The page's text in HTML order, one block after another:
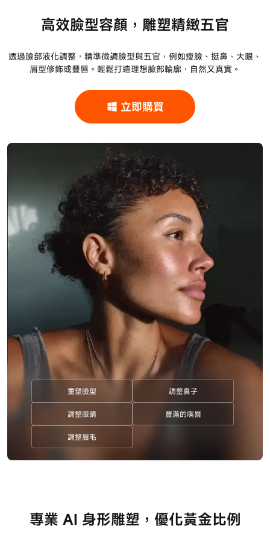
高效臉型容顏，雕塑精緻五官
透過臉部液化調整，精準微調臉型與五官，例如瘦臉、挺鼻、大眼、
眉型修飾或豐唇。輕鬆打造理想臉部輪廓，自然又真實。
立即購買
重塑臉型 調整鼻子
調整眼睛 豐滿的嘴唇
調整眉毛
專業 AI 身形雕塑，優化黃金比例